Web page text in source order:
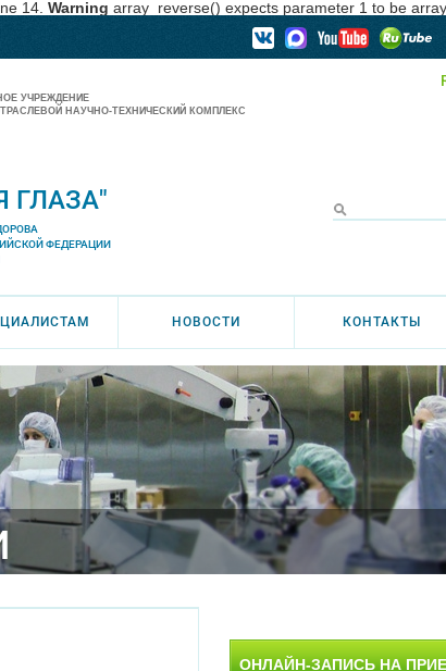
14. Warning array_reverse() expects parameter 1 to be
УЧРЕЖДЕНИЕ
НАУЧНО-ТЕХНИЧЕСКИЙ КОМПЛЕКС
ГЛАЗА"
ФЕДЕРАЦИИ
НОВОСТИ КОНТАКТЫ
ОНЛАЙН-ЗАПИСЬ НА